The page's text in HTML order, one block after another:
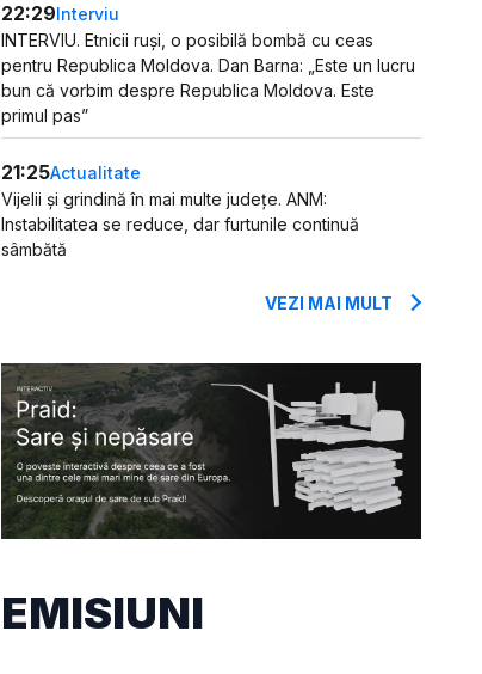
22:29Interviu
INTERVIU. Etnicii ruși, o posibilă bombă cu ceas
pentru Republica Moldova. Dan Barna: „Este un lucru
bun că vorbim despre Republica Moldova. Este
primul pas”
21:25Actualitate
Vijelii și grindină în mai multe județe. ANM:
Instabilitatea se reduce, dar furtunile continuă
sâmbătă
VEZI MAI MULT
EMISIUNI